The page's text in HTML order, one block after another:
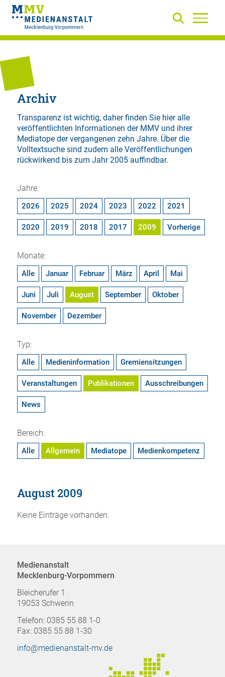
Archiv
Transparenz ist wichtig, daher finden Sie hier alle
veröffentlichten Informationen der MMV und ihrer
Mediatope der vergangenen zehn Jahre. Über die
Volltextsuchesind zudem alle Veröffentlichungen
rückwirkend bis zum Jahr 2005 auffindbar.
Jahre:
2026 2025 2024 2023 2022 2021
2020 2019 2018 2017 2009 Vorherige
Monate:
Alle Januar Februar März April Mai
Juni Juli August September Oktober
November Dezember
Typ:
Alle Medieninformation Gremiensitzungen
Veranstaltungen Publikationen Ausschreibungen
News
Bereich:
Alle Allgemein Mediatope Medienkompetenz
August 2009
Keine Einträge vorhanden.
Medienanstalt
Mecklenburg-Vorpommern
Bleicherufer 1
19053 Schwerin
Telefon: 0385 55 88 1-0
Fax: 0385 55 88 1-30
info@medienanstalt-mv.de